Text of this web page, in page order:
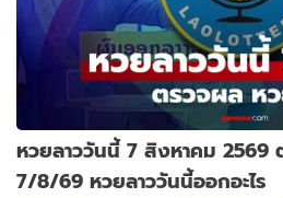
หวยลาววันนี้ 7 สิงหาคม 2569
7/8/69 หวยลาววันนี้ออกอะไร